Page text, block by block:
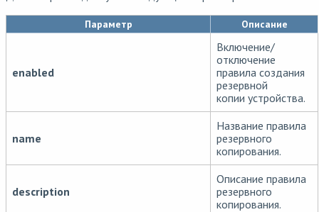
Параметр Описание
enabled
Включение/
отключение
правила создания
резервной
копии устройства.
name
Название правила
резервного
копирования.
description
Описание правила
резервного
копирования.